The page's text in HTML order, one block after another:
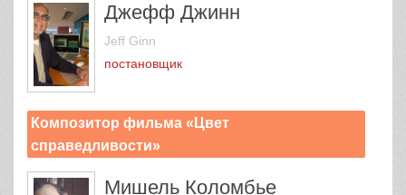
Джефф Джинн
Jeff Ginn
постановщик
Композитор фильма «Цвет
справедливости»
Мишель Коломбье